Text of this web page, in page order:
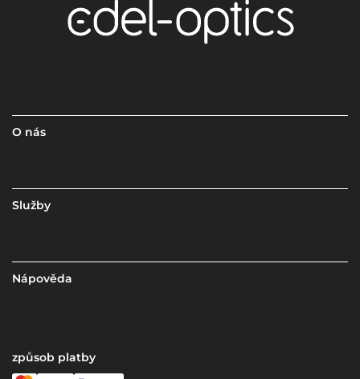
O nás
Služby
Nápověda
způsob platby